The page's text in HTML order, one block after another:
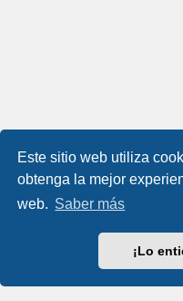
Este sitio web utiliza
obtenga la mejor
web. Saber más
¡Lo